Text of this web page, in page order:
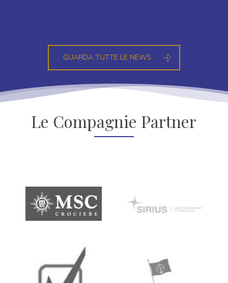
GUARDA TUTTE LE NEWS
Le Compagnie Partner